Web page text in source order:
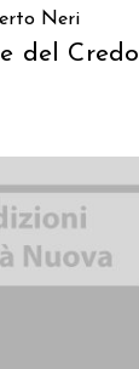
Neri
del Credo